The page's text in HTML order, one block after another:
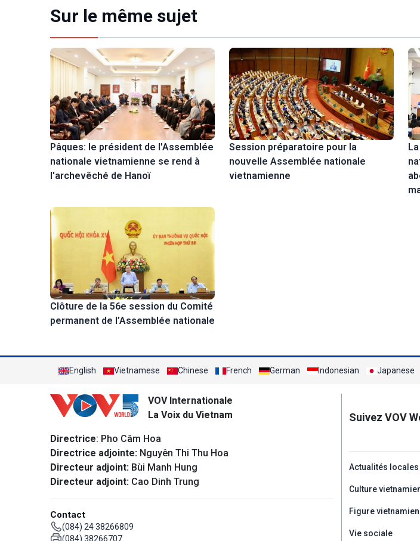
Sur le même sujet
Pâques: le président de l'Assemblée
nationale vietnamienne se rend à
l'archevêché de Hanoï
Session préparatoire pour la
nouvelle Assemblée nationale
vietnamienne
Clôture de la 56e session du Comité
permanent de l’Assemblée nationale
English Vietnamese Chinese French German Indonesian Japanese
VOV Internationale
La Voix du Vietnam
Directrice: Pho Câm Hoa
Directrice adjointe: Nguyên Thi Thu Hoa
Directeur adjoint: Bùi Manh Hung
Directeur adjoint: Cao Dinh Trung
Contact
(084) 24 38266809
(084) 38266707
Mạng
Suivez VOV
menu
Actualités locales
Culture
Figure
Vie sociale